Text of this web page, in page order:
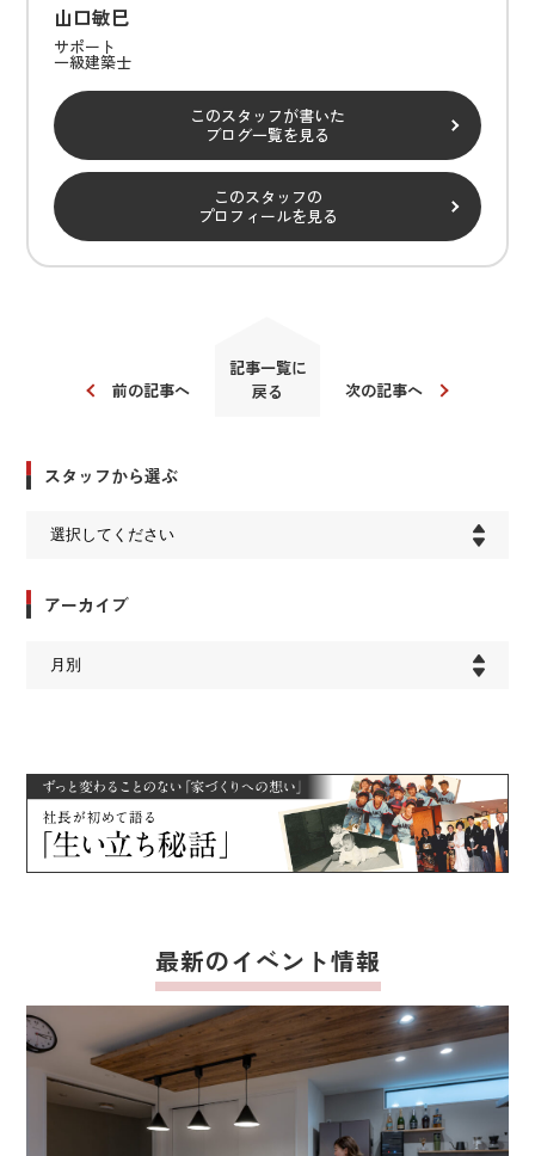
山口敏巳
サポート
一級建築士
このスタッフが書いた
ブログ一覧を見る
このスタッフの
プロフィールを見る
前の記事へ
記事一覧に
戻る
次の記事へ
スタッフから選ぶ
アーカイブ
最新のイベント情報